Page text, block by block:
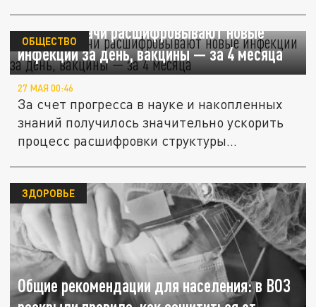
Русские врачи расшифровывают новые
инфекции за день, вакцины — за 4 месяца
ОБЩЕСТВО
27 МАЯ 00:46
За счет прогресса в науке и накопленных
знаний получилось значительно ускорить
процесс расшифровки структуры...
Общие рекомендации для населения: в ВОЗ
ЗДОРОВЬЕ